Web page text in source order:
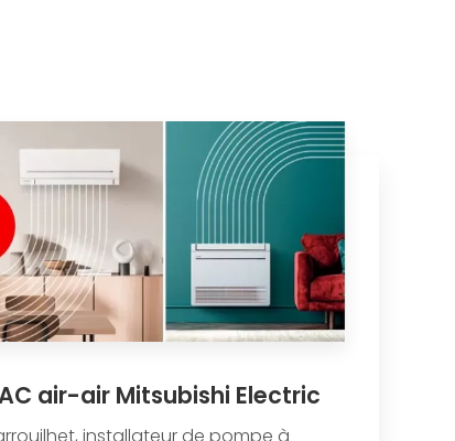
air-air Mitsubishi Electric
installateur de pompe à